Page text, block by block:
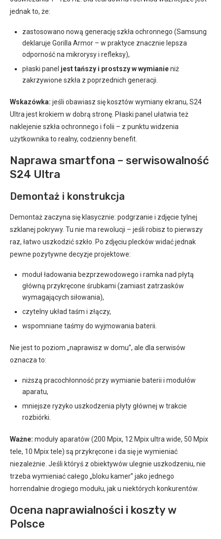
jednak to, że:
zastosowano nową generację szkła ochronnego (Samsung
deklaruje Gorilla Armor – w praktyce znacznie lepsza
odporność na mikrorysy i refleksy),
płaski panel jest tańszy i prostszy w wymianieniż
zakrzywione szkła z poprzednich generacji.
Wskazówka: jeśli obawiasz się kosztów wymiany ekranu, S24
Ultra jest krokiem w dobrą stronę. Płaski panel ułatwia też
naklejenie szkła ochronnego i folii – z punktu widzenia
użytkownika to realny, codzienny benefit.
Naprawa smartfona – serwisowalność
S24 Ultra
Demontaż i konstrukcja
Demontaż zaczyna się klasycznie: podgrzanie i zdjęcie tylnej
szklanej pokrywy. Tu nie ma rewolucji – jeśli robisz to pierwszy
raz, łatwo uszkodzić szkło. Po zdjęciu plecków widać jednak
pewne pozytywne decyzje projektowe:
moduł ładowania bezprzewodowego i ramka nad płytą
główną przykręcone śrubkami (zamiast zatrzasków
wymagających siłowania),
czytelny układ taśm i złączy,
wspomniane taśmy do wyjmowania baterii.
Nie jest to poziom „naprawisz w domu”, ale dla serwisów
oznacza to:
niższą pracochłonność przy wymianie baterii i modułów
aparatu,
mniejsze ryzyko uszkodzenia płyty głównej w trakcie
rozbiórki.
Ważne: moduły aparatów (200 Mpix, 12 Mpix ultra wide, 50 Mpix
tele, 10 Mpix tele) są przykręcone i da się je wymieniać
niezależnie. Jeśli któryś z obiektywów ulegnie uszkodzeniu, nie
trzeba wymieniać całego „bloku kamer” jako jednego
horrendalnie drogiego modułu, jak u niektórych konkurentów.
Ocena naprawialności i koszty w
Polsce